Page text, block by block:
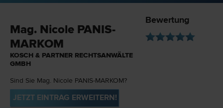
Mag. Nicole PANIS-
MARKOM
KOSCH & PARTNER RECHTSANWÄLTE
GMBH
Sind Sie Mag. Nicole PANIS-MARKOM?
JETZT EINTRAG ERWEITERN!
Bewertung